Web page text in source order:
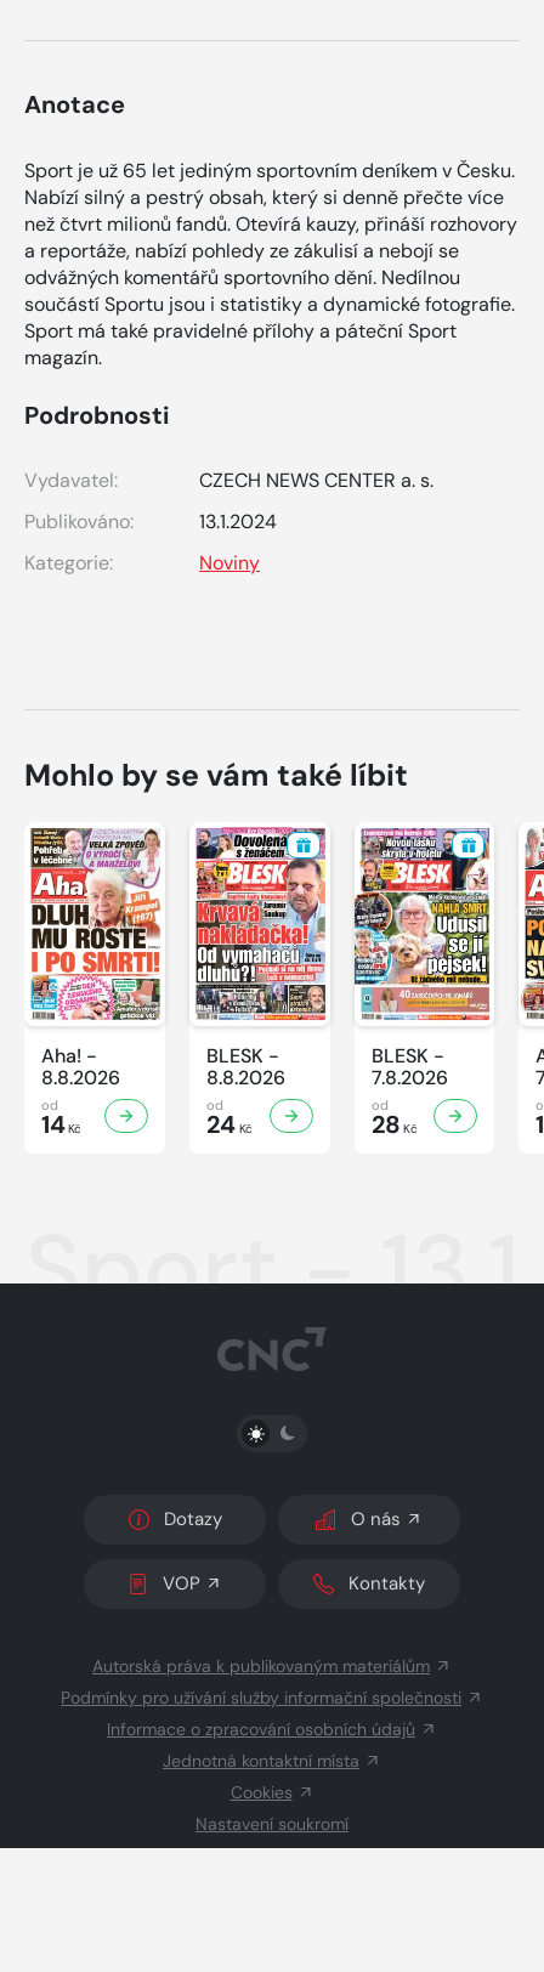
Anotace
Sport je už 65 let jediným sportovním deníkem v Česku.
Nabízí silný a pestrý obsah, který si denně přečte více
než čtvrt milionů fandů. Otevírá kauzy, přináší rozhovory
a reportáže, nabízí pohledy ze zákulisí a nebojí se
odvážných komentářů sportovního dění. Nedílnou
součástí Sportu jsou i statistiky a dynamické fotografie.
Sport má také pravidelné přílohy a páteční Sport
magazín.
Podrobnosti
Vydavatel:
CZECH NEWS CENTER a. s.
Publikováno:
13.1.2024
Kategorie:
Noviny
Mohlo by se vám také líbit
Aha! -
8.8.2026
od
14Kč
BLESK -
8.8.2026
od
24Kč
BLESK -
7.8.2026
od
28 Kč
Sport -
PŘEPNOUT SVĚTLÝ/TMAVÝ REŽIM
Dotazy O nás
VOP Kontakty
Autorská práva k publikovaným materiálům
Podmínky pro užívání služby informační společnosti
Informace o zpracování osobních údajů
Jednotná kontaktní místa
Cookies
Nastavení soukromí
Inzerce